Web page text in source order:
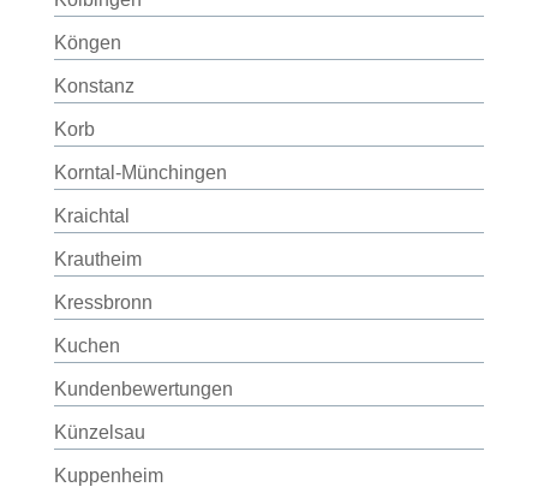
Köngen
Konstanz
Korb
Korntal-Münchingen
Kraichtal
Krautheim
Kressbronn
Kuchen
Kundenbewertungen
Künzelsau
Kuppenheim